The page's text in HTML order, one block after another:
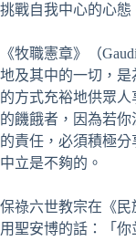
挑戰自我中心的心態
《牧職憲章》（
地及其中的一切，
的方式充裕地供眾
的饑餓者，因為若
的責任，必須積極
中立是不夠的。
保祿六世教宗在《民
用聖安博的話：「